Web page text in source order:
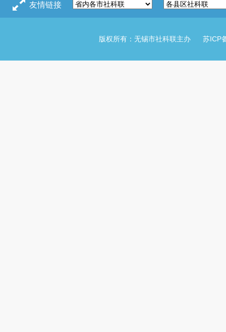
友情链接
版权所有：无锡市社科联主办 苏ICP